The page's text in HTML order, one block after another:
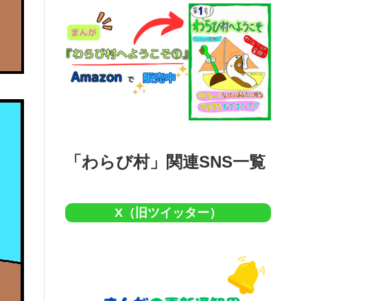
「わらび村」関連SNS一覧
X（旧ツイッター）